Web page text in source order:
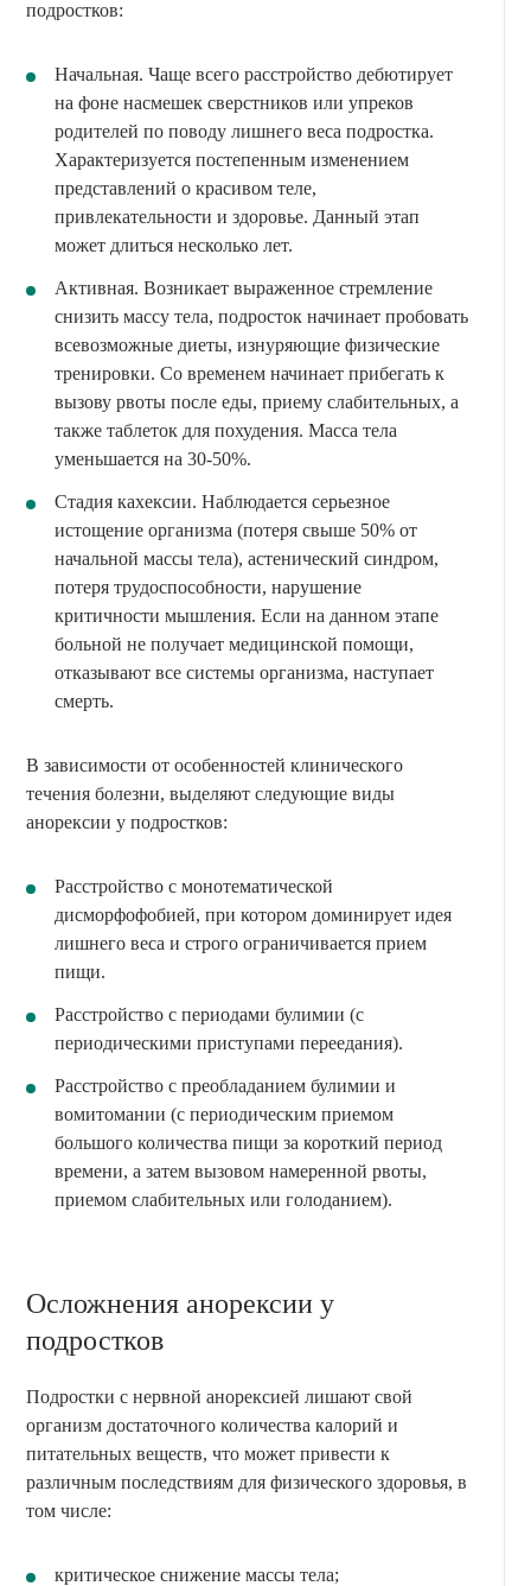
подростков:
Начальная. Чаще всего расстройство дебютирует
на фоне насмешек сверстников или упреков
родителей по поводу лишнего веса подростка.
Характеризуется постепенным изменением
представлений о красивом теле,
привлекательности и здоровье. Данный этап
может длиться несколько лет.
Активная. Возникает выраженное стремление
снизить массу тела, подросток начинает пробовать
всевозможные диеты, изнуряющие физические
тренировки. Со временем начинает прибегать к
вызову рвоты после еды, приему слабительных, а
также таблеток для похудения. Масса тела
уменьшается на 30-50%.
Стадия кахексии. Наблюдается серьезное
истощение организма (потеря свыше 50% от
начальной массы тела), астенический синдром,
потеря трудоспособности, нарушение
критичности мышления. Если на данном этапе
больной не получает медицинской помощи,
отказывают все системы организма, наступает
смерть.
В зависимости от особенностей клинического
течения болезни, выделяют следующие виды
анорексии у подростков:
Расстройство с монотематической
дисморфофобией, при котором доминирует идея
лишнего веса и строго ограничивается прием
пищи.
Расстройство с периодами булимии (с
периодическими приступами переедания).
Расстройство с преобладанием булимии и
вомитомании (с периодическим приемом
большого количества пищи за короткий период
времени, а затем вызовом намеренной рвоты,
приемом слабительных или голоданием).
Осложнения анорексии у
подростков
Подростки с нервной анорексией лишают свой
организм достаточного количества калорий и
питательных веществ, что может привести к
различным последствиям для физического здоровья, в
том числе:
критическое снижение массы тела;